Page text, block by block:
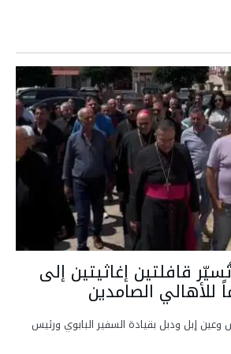
قافلتين إغاثيتين إلى
للأهالي الصامدين
وعين إبل ودبل بقيادة السفير البابوي ورئيس